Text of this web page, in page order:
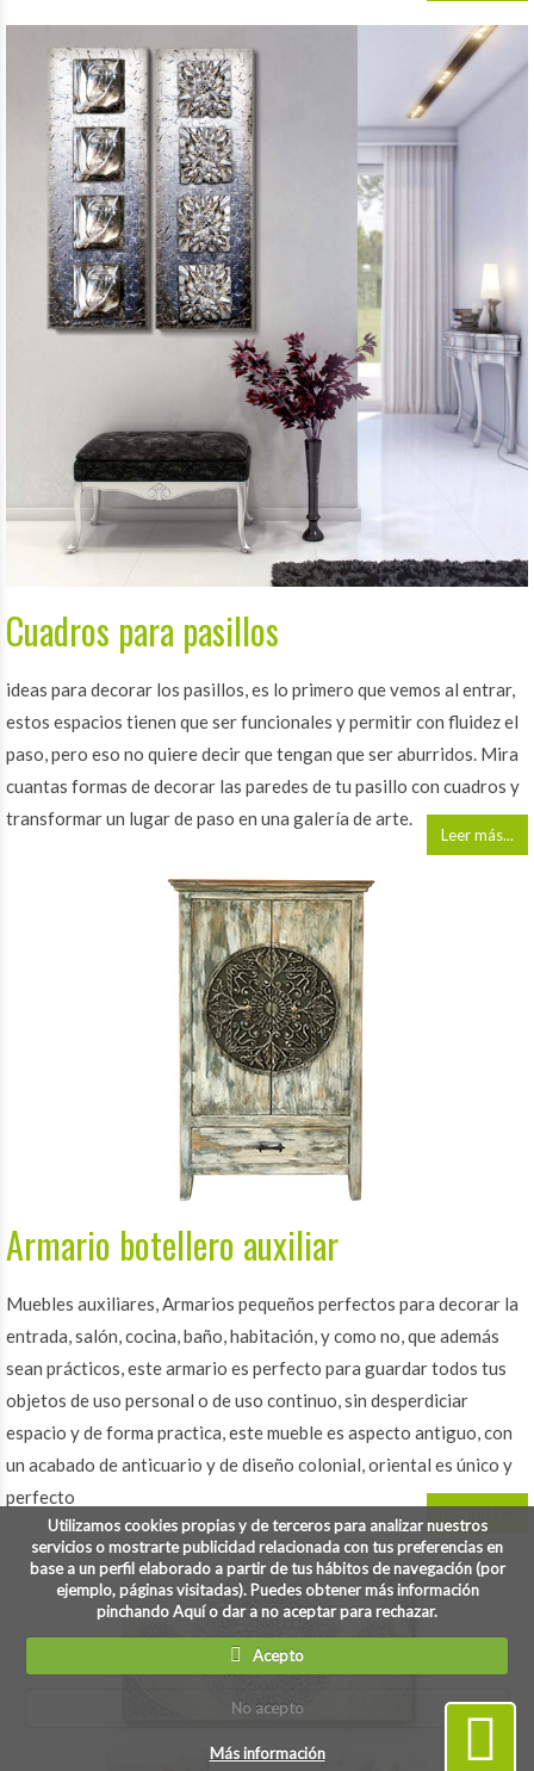
Utilizamos cookies propias y de terceros para analizar nuestros
servicios o mostrarte publicidad relacionada con tus preferencias en
base a un perfil elaborado a partir de tus hábitos de navegación (por
ejemplo, páginas visitadas). Puedes obtener más información
pinchando Aquí o dar a no aceptar para rechazar.
Acepto
No acepto
Más información
Cuadros para pasillos
ideas para decorar los pasillos, es lo primero que vemos al entrar,
estos espacios tienen que ser funcionales y permitir con fluidez el
paso, pero eso no quiere decir que tengan que ser aburridos. Mira
cuantas formas de decorar las paredes de tu pasillo con cuadros y
transformar un lugar de paso en una galería de arte.
Leer más...
Armario botellero auxiliar
Muebles auxiliares, Armarios pequeños perfectos para decorar la
entrada, salón, cocina, baño, habitación, y como no, que además
sean prácticos, este armario es perfecto para guardar todos tus
objetos de uso personal o de uso continuo, sin desperdiciar
espacio y de forma practica, este mueble es aspecto antiguo, con
un acabado de anticuario y de diseño colonial, oriental es único y
perfecto